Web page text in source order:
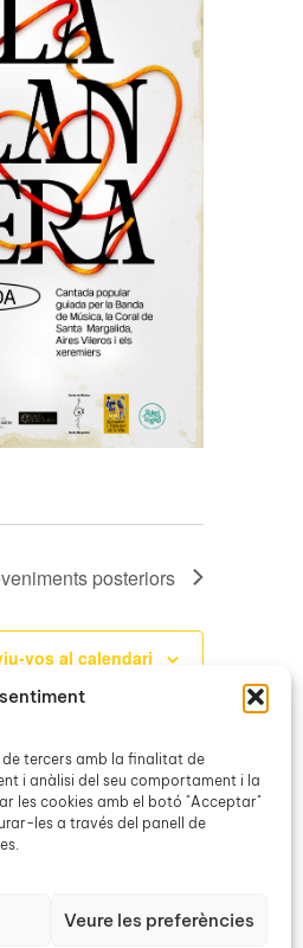
tercers amb la finalitat de
i anàlisi del seu comportament i la
les cookies amb el botó "Acceptar"
les a través del panell de
Veure les preferències
posteriors
vos al calendari